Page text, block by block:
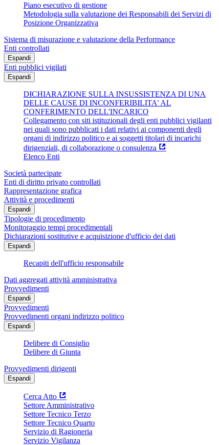
Piano esecutivo di gestione
Metodologia sulla valutazione dei Responsabili dei Servizi di
Posizione Organizzativa
Sistema di misurazione e valutazione della Performance
Enti controllati
Espandi
Enti pubblici vigilati
Espandi
DICHIARAZIONE SULLA INSUSSISTENZA DI UNA
DELLE CAUSE DI INCONFERIBILITA' AL
CONFERIMENTO DELL'INCARICO
Collegamento con siti istituzionali degli enti pubblici vigilanti
nei quali sono pubblicati i dati relativi ai componenti degli
organi di indirizzo politico e ai soggetti titolari di incarichi
dirigenziali, di collaborazione o consulenza
Elenco Enti
Società partecipate
Enti di diritto privato controllati
Rappresentazione grafica
Attività e procedimenti
Espandi
Tipologie di procedimento
Monitoraggio tempi procedimentali
Dichiarazioni sostitutive e acquisizione d'ufficio dei dati
Espandi
Recapiti dell'ufficio responsabile
Dati aggregati attività amministrativa
Provvedimenti
Espandi
Provvedimenti
Provvedimenti organi indirizzo politico
Espandi
Delibere di Consiglio
Delibere di Giunta
Provvedimenti dirigenti
Espandi
Cerca Atto
Settore Amministrativo
Settore Tecnico Terzo
Settore Tecnico Quarto
Servizio di Ragioneria
Servizio Vigilanza